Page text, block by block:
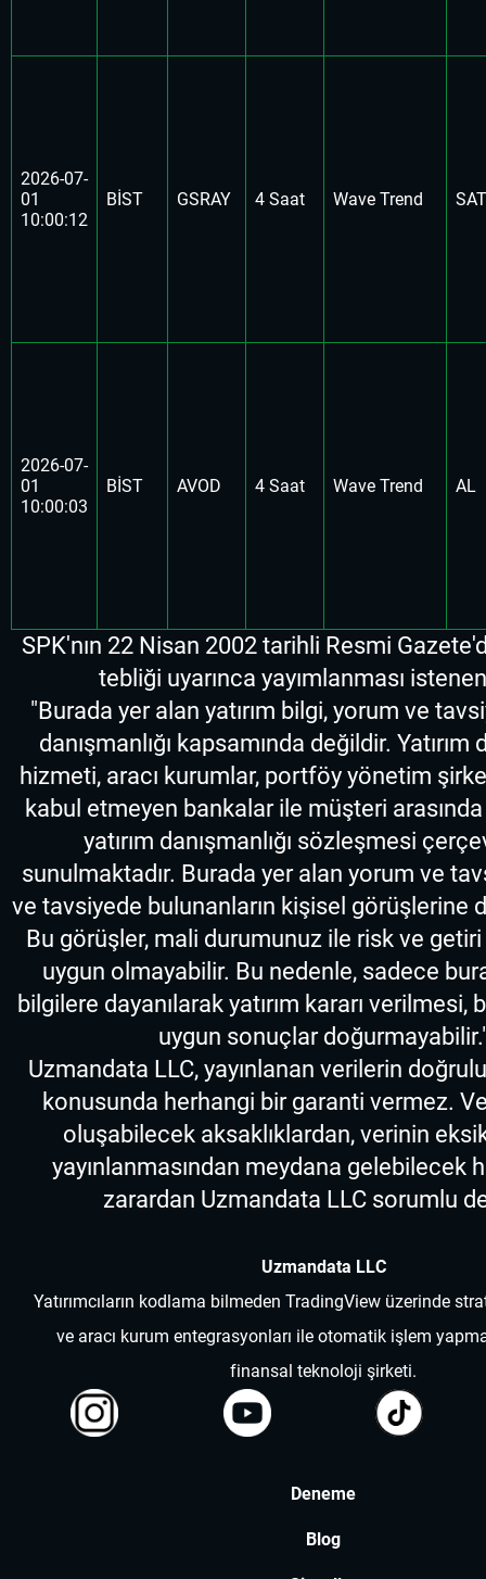
2026-07-
01
10:00:12
BİST GSRAY 4 Saat Wave Trend SAT
2026-07-
01
10:00:03
BİST AVOD 4 Saat Wave Trend AL
SPK'nın 22 Nisan 2002 tarihli Resmi
tebliği uyarınca yayımlanması
"Burada yer alan yatırım bilgi, yorum ve
danışmanlığı kapsamında değildir. Yatırım
hizmeti, aracı kurumlar, portföy yönetim
kabul etmeyen bankalar ile müşteri
yatırım danışmanlığı sözleşmesi
sunulmaktadır. Burada yer alan yorum ve
ve tavsiyede bulunanların kişisel görüşlerine
Bu görüşler, mali durumunuz ile risk ve
uygun olmayabilir. Bu nedenle, sadece
bilgilere dayanılarak yatırım kararı verilmesi,
uygun sonuçlar
Uzmandata LLC, yayınlanan verilerin
konusunda herhangi bir garanti vermez.
oluşabilecek aksaklıklardan, verinin
yayınlanmasından meydana gelebilecek
zarardan Uzmandata LLC sorumlu
Uzmandata LLC
Yatırımcıların kodlama bilmeden TradingView üzerinde
ve aracı kurum entegrasyonları ile otomatik işlem
finansal teknoloji şirketi.
Deneme
Blog